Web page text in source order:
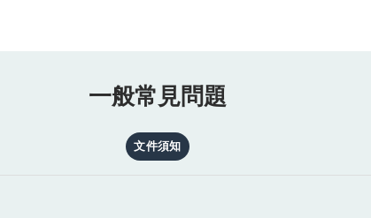
一般常見問題
文件須知